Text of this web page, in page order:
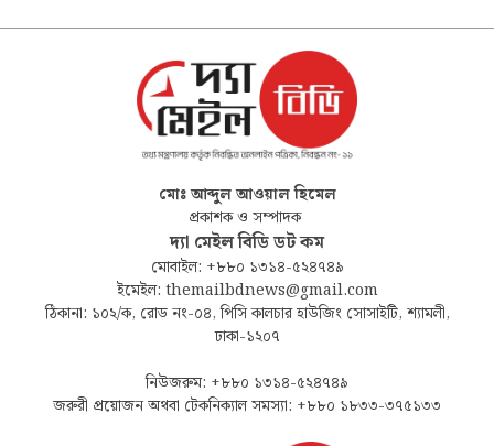
মোঃ আব্দুল আওয়াল হিমেল
প্রকাশক ও সম্পাদক
দ্যা মেইল বিডি ডট কম
মোবাইল: +৮৮০ ১৩১৪-৫২৪৭৪৯
ইমেইল: themailbdnews@gmail.com
ঠিকানা: ১০২/ক, রোড নং-০৪, পিসি কালচার হাউজিং সোসাইটি, শ্যামলী,
ঢাকা-১২০৭
নিউজরুম: +৮৮০ ১৩১৪-৫২৪৭৪৯
জরুরী প্রয়োজন অথবা টেকনিক্যাল সমস্যা: +৮৮০ ১৮৩৩-৩৭৫১৩৩